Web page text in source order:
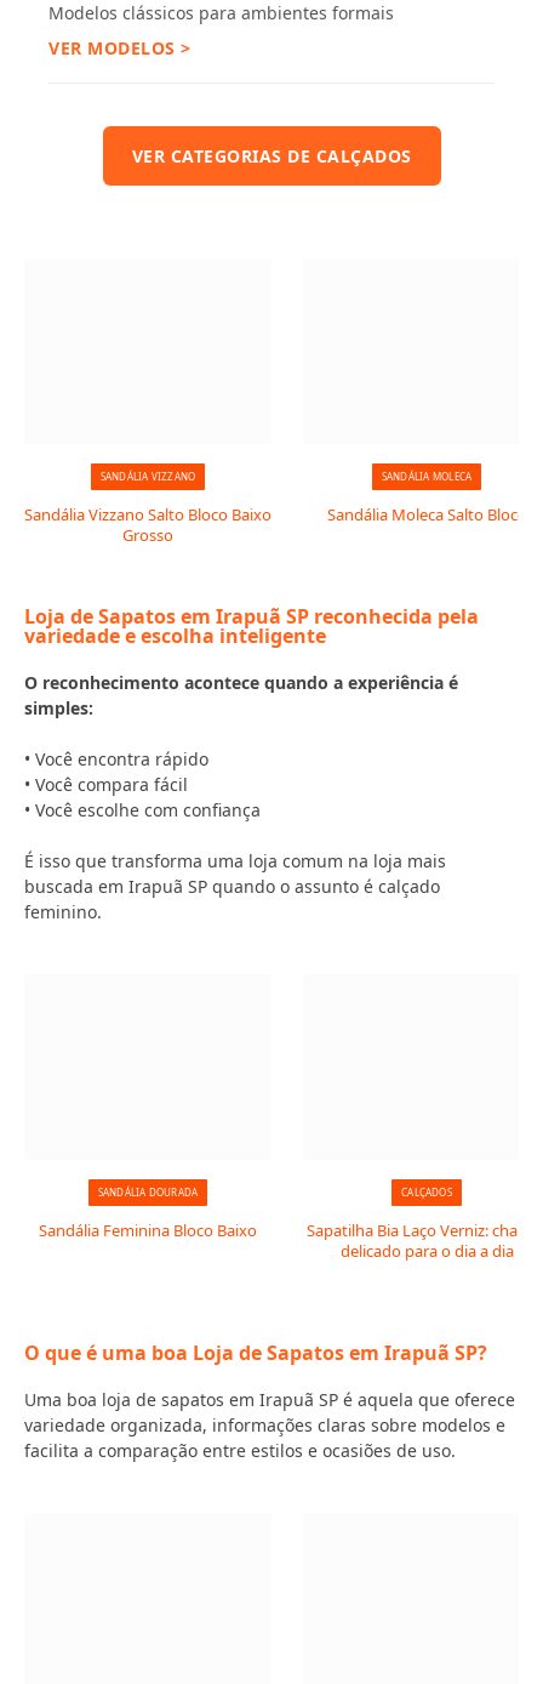
Modelos clássicos para ambientes formais
VER MODELOS >
VER CATEGORIAS DE CALÇADOS
SANDÁLIA VIZZANO
Sandália Vizzano Salto Bloco Baixo
Grosso
SANDÁLIA MOLECA
Sandália Moleca Salto Bloco
Loja de Sapatos em Irapuã SP reconhecida pela
variedade e escolha inteligente
O reconhecimento acontece quando a experiência é
simples:
• Você encontra rápido
• Você compara fácil
• Você escolhe com confiança
É isso que transforma uma loja comum na loja mais
buscada em Irapuã SP quando o assunto é calçado
feminino.
SANDÁLIA DOURADA
Sandália Feminina Bloco Baixo
CALÇADOS
Sapatilha Bia Laço Verniz:
delicado para o dia a dia
O que é uma boa Loja de Sapatos em Irapuã SP?
Uma boa loja de sapatos em Irapuã SP é aquela que oferece
variedade organizada, informações claras sobre modelos e
facilita a comparação entre estilos e ocasiões de uso.